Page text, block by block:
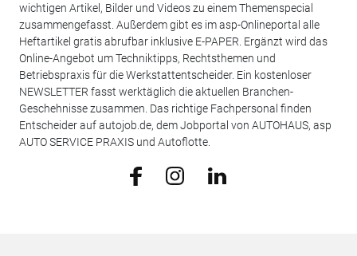
wichtigen Artikel, Bilder und Videos zu einem Themenspecial
zusammengefasst. Außerdem gibt es im asp-Onlineportal alle
Heftartikel gratis abrufbar inklusive E-PAPER. Ergänzt wird das
Online-Angebot um Techniktipps, Rechtsthemen und
Betriebspraxis für die Werkstattentscheider. Ein kostenloser
NEWSLETTER fasst werktäglich die aktuellen Branchen-
Geschehnisse zusammen. Das richtige Fachpersonal finden
Entscheider auf autojob.de, dem Jobportal von AUTOHAUS, asp
AUTO SERVICE PRAXIS und Autoflotte.